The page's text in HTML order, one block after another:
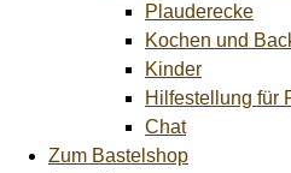
Plauderecke
Kochen und
Kinder
Hilfestellung für
Chat
Zum Bastelshop